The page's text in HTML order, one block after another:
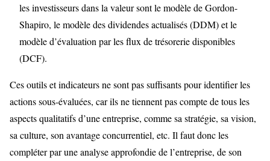
les investisseurs dans la valeur sont le modèle de Gordon-
Shapiro, le modèle des dividendes actualisés (DDM) et le
modèle d’évaluation par les flux de trésorerie disponibles
(DCF).
Ces outils et indicateurs ne sont pas suffisants pour identifier les
actions sous-évaluées, car ils ne tiennent pas compte de tous les
aspects qualitatifs d’une entreprise, comme sa stratégie, sa vision,
sa culture, son avantage concurrentiel, etc. Il faut donc les
compléter par une analyse approfondie de l’entreprise, de son